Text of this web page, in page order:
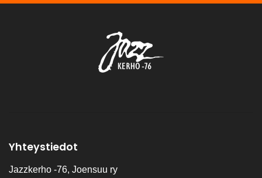
Yhteystiedot
Jazzkerho -76, Joensuu ry